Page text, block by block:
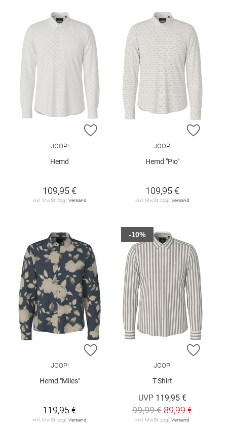
ZUR WUNSCHLISTE HINZUFÜGEN
JOOP!
Hemd
109,95 €
inkl. MwSt. zzgl. Versand
ZUR
JOOP!
Hemd "Pio"
109,95 €
inkl. MwSt. zzgl. Versand
ZUR WUNSCHLISTE HINZUFÜGEN
JOOP!
Hemd "Miles"
119,95 €
inkl. MwSt. zzgl.Versand
ZUR
JOOP!
T-Shirt
UVP 119,95 €
99,99 € 89,99 €
inkl. MwSt. zzgl.Versand
-10%